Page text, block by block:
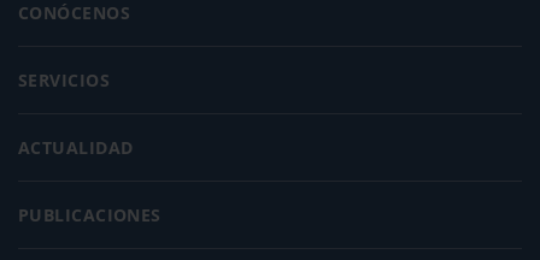
CONÓCENOS
SERVICIOS
ACTUALIDAD
PUBLICACIONES